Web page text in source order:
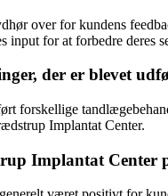
over for kundens
input for at forbedre deres
der er blevet
forskellige
Implantat Center.
Implantat Center